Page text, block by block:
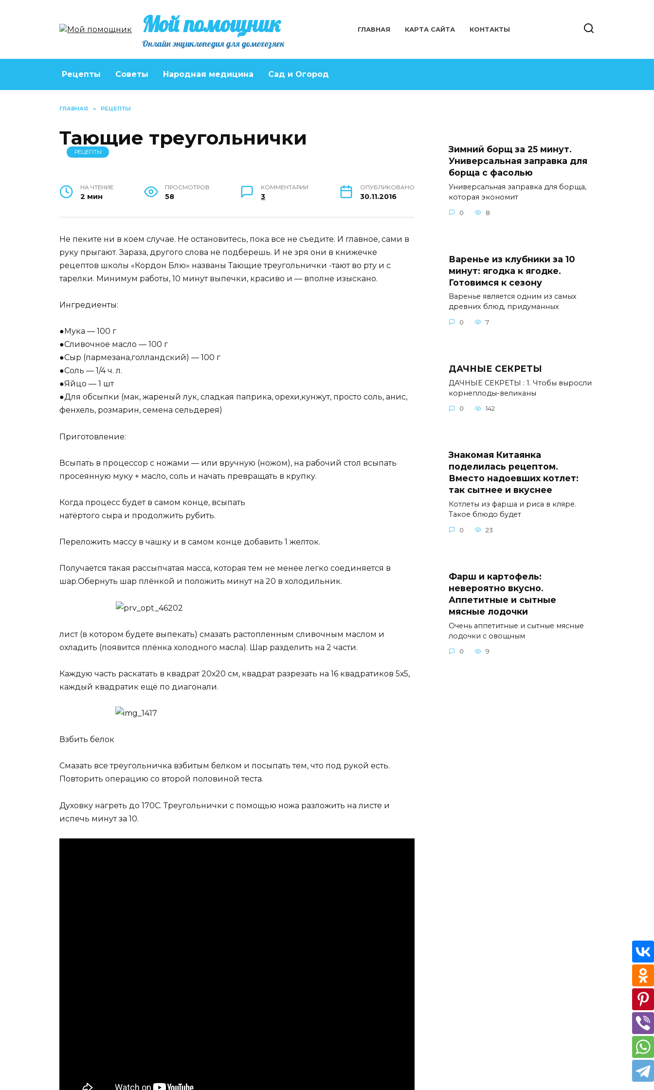
Мой помощник
Онлайн энциклопедия для домохозяек
ГЛАВНАЯ КАРТА САЙТА КОНТАКТЫ
Рецепты Советы Народная медицина Сад и Огород
ГЛАВНАЯ » РЕЦЕПТЫ
Тающие треугольнички
РЕЦЕПТЫ
НА ЧТЕНИЕ
2 мин
ПРОСМОТРОВ
58
КОММЕНТАРИИ
3
ОПУБЛИКОВАНО
30.11.2016
Не пеките ни в коем случае. Не остановитесь, пока всe не съедите. И главное, сами в
руку прыгают. Зараза, другого слова не подберeшь. И не зря они в книжечке
рецептов школы «Кордон Блю» названы Тающие треугольнички -тают во рту и с
тарелки. Минимум работы, 10 минут выпечки, красиво и — вполне изыскано.
Ингредиенты:
●Мука — 100 г
●Сливочное масло — 100 г
●Сыр (пармезана,голландский) — 100 г
●Соль — 1/4 ч. л.
●Яйцо — 1 шт
●Для обсыпки (мак, жареный лук, сладкая паприка, орехи,кунжут, просто соль, анис,
фенхель, розмарин, семена сельдерея)
Приготовление:
Всыпать в процессор с ножами — или вручную (ножом), на рабочий стол всыпать
просеянную муку + масло, соль и начать превращать в крупку.
Когда процесс будет в самом конце, всыпать
натёртого сыра и продолжить рубить.
Переложить массу в чашку и в самом конце добавить 1 желток.
Получается такая рассыпчатая масса, которая тем не менее легко соединяется в
шар.Обернуть шар плёнкой и положить минут на 20 в холодильник.
лист (в котором будете выпекать) смазать растопленным сливочным маслом и
охладить (появится плёнка холодного масла). Шар разделить на 2 части.
Каждую часть раскатать в квадрат 20х20 см, квадрат разрезать на 16 квадратиков 5х5,
каждый квадратик ещё по диагонали.
Взбить белок
Смазать все треугольничка взбитым белком и посыпать тем, что под рукой есть.
Повторить операцию со второй половиной теста.
Духовку нагреть до 170С. Треугольнички с помощью ножа разложить на листе и
испечь минут за 10.
Зимний борщ за 25 минут.
Универсальная заправка для
борща с фасолью
Универсальная заправка для борща,
которая экономит
0 8
Варенье из клубники за 10
минут: ягодка к ягодке.
Готовимся к сезону
Варенье является одним из самых
древних блюд, придуманных
0 7
ДАЧНЫЕ СЕКРЕТЫ
ДАЧНЫЕ СЕКРЕТЫ : 1. Чтобы выросли
корнеплоды-великаны
0 142
Знакомая Китаянка
поделилась рецептом.
Вместо надоевших котлет:
так сытнее и вкуснее
Котлеты из фарша и риса в кляре.
Такое блюдо будет
0 23
Фарш и картофель:
невероятно вкусно.
Аппетитные и сытные
мясные лодочки
Очень аппетитные и сытные мясные
лодочки с овощным
0 9